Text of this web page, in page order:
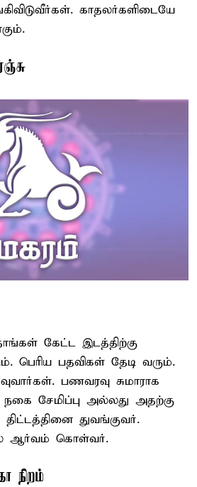
காதலர்களிடையே
கேட்ட இடத்திற்கு
பெரிய பதவிகள் தேடி வரும்.
பணவரவு சுமாராக
சேமிப்பு அல்லது அதற்கு
துவங்குவர்.
ஆர்வம் கொள்வர்.
நிறம்